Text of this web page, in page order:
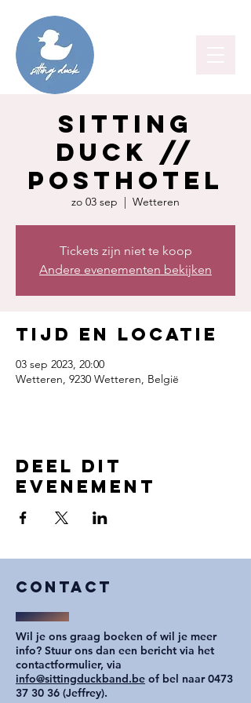
Sitting
Duck //
Posthotel
zo 03 sep
  |
Wetteren
Tickets zijn niet te koop
Andere evenementen bekijken
Tijd en locatie
03 sep 2023, 20:00
Wetteren, 9230 Wetteren, België
Deel dit
evenement
COntact
Wil je ons graag boeken of wil je meer
info? Stuur ons dan een bericht via het
contactformulier, via
info@sittingduckband.be of bel naar0473
37 30 36 (Jeffrey).